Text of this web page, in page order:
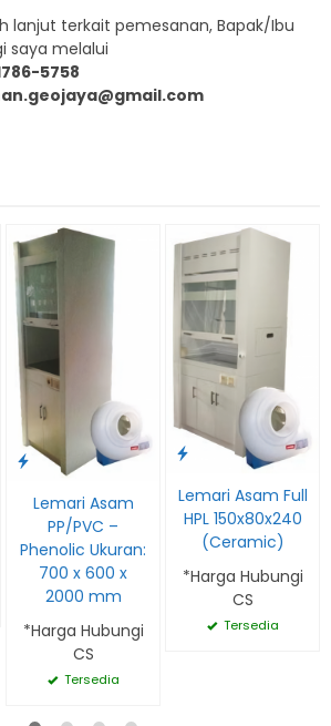
lanjut terkait pemesanan, Bapak/Ibu
saya melalui
5758
Lemari Asam
PP/PVC –
Phenolic Ukuran:
700 x 600 x
2000 mm
*Harga Hubungi
CS
Tersedia
Lemari Asam Full
HPL 150x80x240
(Ceramic)
*Harga Hubungi
CS
Tersedia